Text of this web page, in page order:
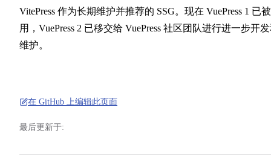
VitePress 作为长期维护并推荐的 SSG。现在 VuePress 1 已
用，VuePress 2 已移交给 VuePress 社区团队进行进一步开
维护。
在 GitHub 上编辑此页面
最后更新于: